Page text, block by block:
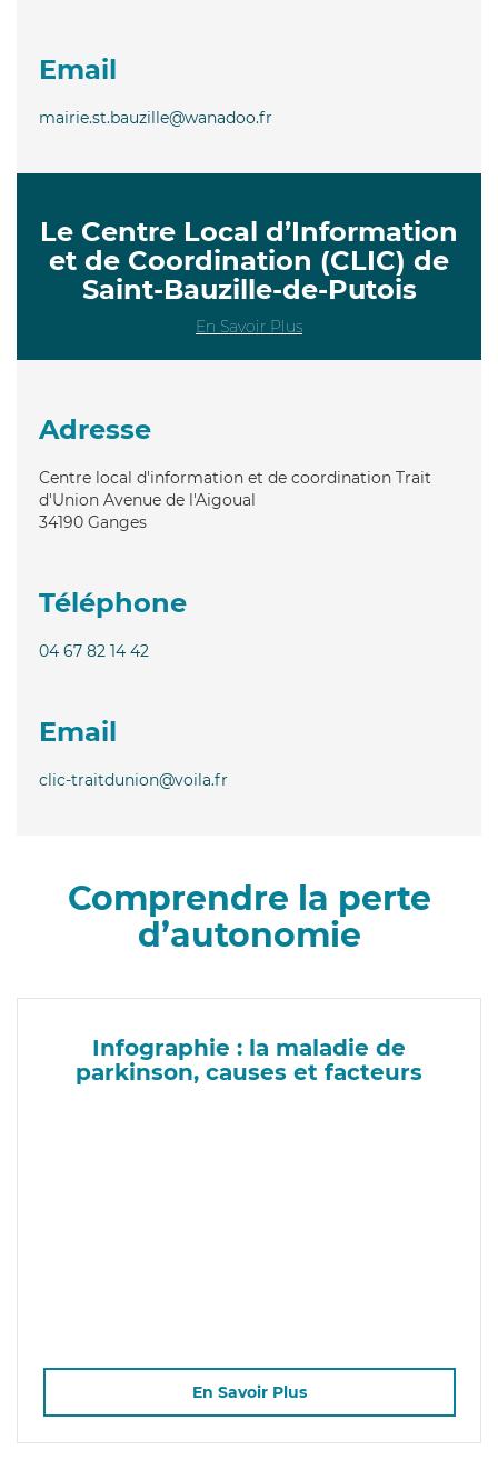
Email
mairie.st.bauzille@wanadoo.fr
Le Centre Local d’Information
et de Coordination (CLIC) de
Saint-Bauzille-de-Putois
En Savoir Plus
Adresse
Centre local d'information et de coordination Trait
d'Union Avenue de l'Aigoual
34190 Ganges
Téléphone
04 67 82 14 42
Email
clic-traitdunion@voila.fr
Comprendre la perte
d’autonomie
Infographie : la maladie de
parkinson, causes et facteurs
En Savoir Plus